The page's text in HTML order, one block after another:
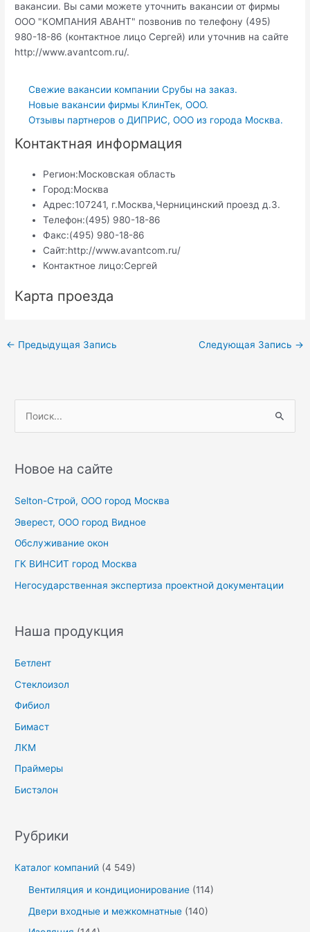
вакансии. Вы сами можете уточнить вакансии от фирмы
ООО "КОМПАНИЯ АВАНТ" позвонив по телефону (495)
980-18-86 (контактное лицо Сергей) или уточнив на сайте
http://www.avantcom.ru/.
Свежие вакансии компании Срубы на заказ.
Новые вакансии фирмы КлинТек, ООО.
Отзывы партнеров о ДИПРИС, ООО из города Москва.
Контактная информация
Регион:Московская область
Город:Москва
Адрес:107241, г.Москва,Черницинский проезд д.3.
Телефон:(495) 980-18-86
Факс:(495) 980-18-86
Сайт:http://www.avantcom.ru/
Контактное лицо:Сергей
Карта проезда
Навигация
← Предыдущая Запись Следующая Запись →
с
:
Новое на сайте
Selton-Строй, OOO город Москва
Эверест, ООО город Видное
Обслуживание окон
ГК ВИНСИТ город Москва
Негосударственная экспертиза проектной документации
Наша продукция
Бетлент
Стеклоизол
Фибиол
Бимаст
ЛКМ
Праймеры
Бистэлон
Рубрики
Каталог компаний (4 549)
Вентиляция и кондиционирование (114)
Двери входные и межкомнатные (140)